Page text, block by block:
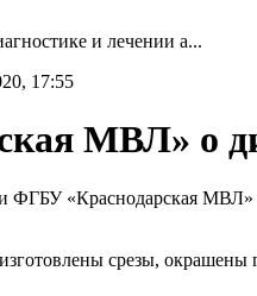
и лечении а...
17:55
МВЛ» о
«Краснодарская МВЛ»
срезы, окрашены